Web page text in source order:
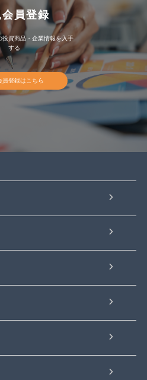
会員登録
投資商品・企業情報を入手
する
員登録はこちら